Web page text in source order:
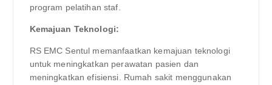
program pelatihan staf.
Kemajuan Teknologi:
RS EMC Sentul memanfaatkan kemajuan teknologi
untuk meningkatkan perawatan pasien dan
meningkatkan efisiensi. Rumah sakit menggunakan